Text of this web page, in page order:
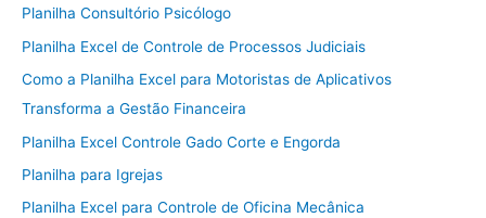
Planilha Consultório Psicólogo
Planilha Excel de Controle de Processos Judiciais
Como a Planilha Excel para Motoristas de Aplicativos
Transforma a Gestão Financeira
Planilha Excel Controle Gado Corte e Engorda
Planilha para Igrejas
Planilha Excel para Controle de Oficina Mecânica